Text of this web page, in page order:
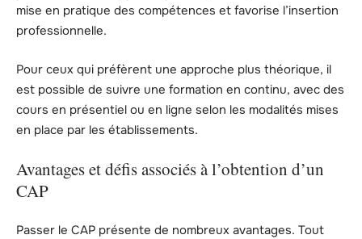
mise en pratique des compétences et favorise l’insertion
professionnelle.
Pour ceux qui préfèrent une approche plus théorique, il
est possible de suivre une formation en continu, avec des
cours en présentiel ou en ligne selon les modalités mises
en place par les établissements.
Avantages et défis associés à l’obtention d’un
CAP
Passer le CAP présente de nombreux avantages. Tout